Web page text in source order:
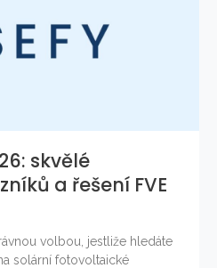
skvělé
a řešení FVE
volbou, jestliže hledáte
solární fotovoltaické